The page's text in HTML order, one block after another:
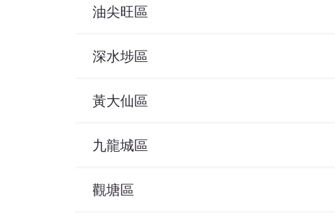
油尖旺區
深水埗區
黃大仙區
九龍城區
觀塘區